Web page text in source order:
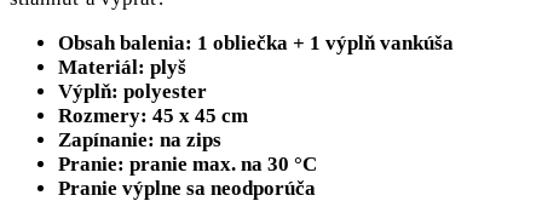
Obsah balenia: 1 obliečka + 1 výplň vankúša
Materiál: plyš
Výplň: polyester
Rozmery: 45 x 45 cm
Zapínanie: na zips
Pranie: pranie max. na 30 °C
Pranie výplne sa neodporúča